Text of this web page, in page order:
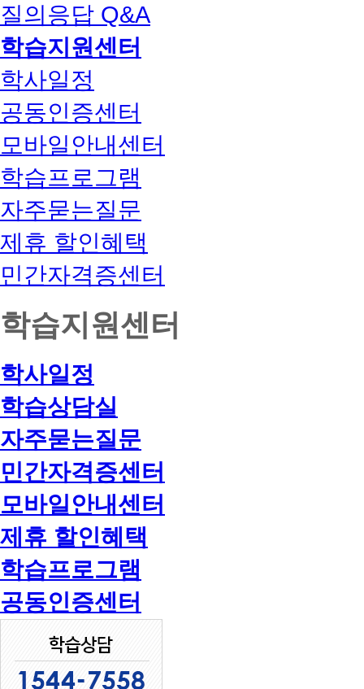
질의응답 Q&A
학습지원센터
학사일정
공동인증센터
모바일안내센터
학습프로그램
자주묻는질문
제휴 할인혜택
민간자격증센터
학습지원센터
학사일정
학습상담실
자주묻는질문
민간자격증센터
모바일안내센터
제휴 할인혜택
학습프로그램
공동인증센터